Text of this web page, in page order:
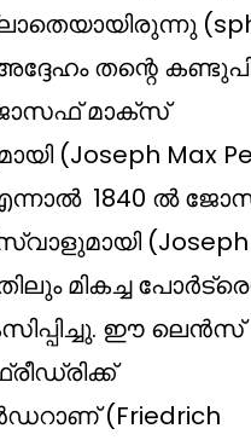
തന്റെ
മാക്സ്
(Joseph Max
1840 ൽ
(Joseph
മികച്ച
ഈ ലെൻസ്
(Friedrich